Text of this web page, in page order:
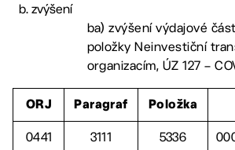
zvýšení
ba) zvýšení výdajové
položky Neinvestiční
organizacím, ÚZ 127 –
ORJ Paragraf Položka
0441 3111 5336